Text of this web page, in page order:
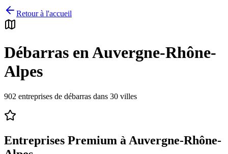
Retour à l'accueil
Débarras enAuvergne-Rhône-
Alpes
902 entreprises de débarras dans 30 villes
Entreprises Premium à Auvergne-Rhône-